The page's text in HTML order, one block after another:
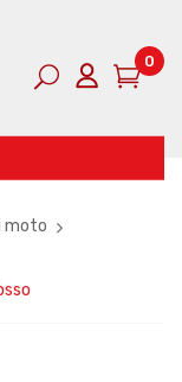
0
moto